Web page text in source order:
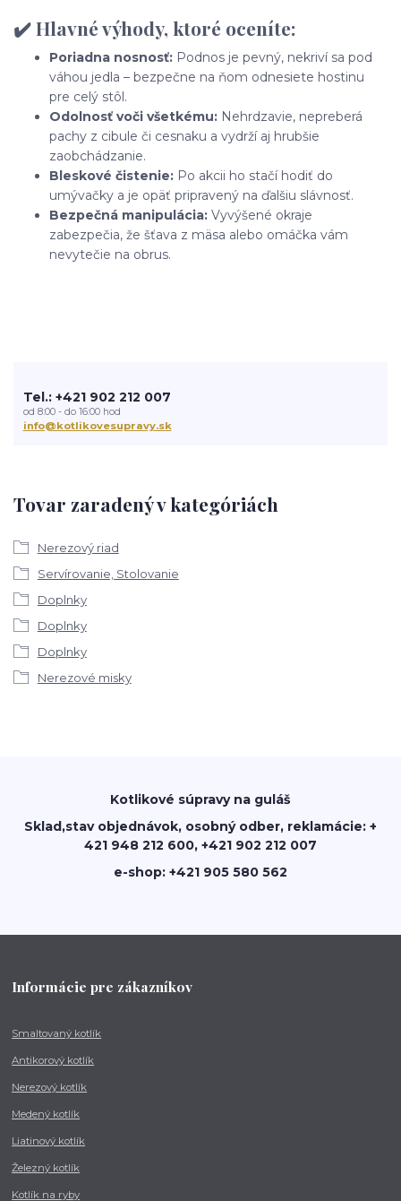
✔️Hlavné výhody, ktoré oceníte:
Poriadna nosnosť: Podnos je pevný, nekriví sa pod
váhou jedla – bezpečne na ňom odnesiete hostinu
pre celý stôl.
Odolnosť voči všetkému: Nehrdzavie, nepreberá
pachy z cibule či cesnaku a vydrží aj hrubšie
zaobchádzanie.
Bleskové čistenie: Po akcii ho stačí hodiť do
umývačky a je opäť pripravený na ďalšiu slávnosť.
Bezpečná manipulácia: Vyvýšené okraje
zabezpečia, že šťava z mäsa alebo omáčka vám
nevytečie na obrus.
Tovar zaradený v kategóriách
Nerezový riad
Servírovanie, Stolovanie
Doplnky
Doplnky
Doplnky
Nerezové misky
Tel.: +421 902 212 007
od 8:00 - do 16:00 hod
info@kotlikovesupravy.sk
Kotlikové súpravy na guláš
Sklad,stav objednávok, osobný odber, reklamácie: +
421 948 212 600, +421 902 212 007
e-shop: +421 905 580 562
Informácie pre zákazníkov
Smaltovaný kotlík
Antikorový kotlík
Nerezový kotlík
Medený kotlík
Liatinový kotlík
Železný kotlík
Kotlík na ryby